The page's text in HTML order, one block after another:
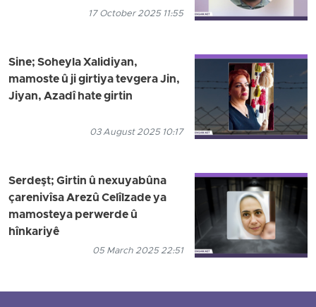
17 October 2025 11:55
Sine; Soheyla Xalidiyan,
mamoste û ji girtiya tevgera Jin,
Jiyan, Azadî hate girtin
03 August 2025 10:17
Serdeşt; Girtin û nexuyabûna
çarenivîsa Arezû Celîlzade ya
mamosteya perwerde û
hînkariyê
05 March 2025 22:51